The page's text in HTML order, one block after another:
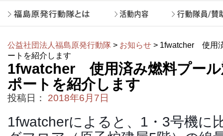
公益社団法人福島原発行動隊 > お知らせ > 1fwatcher 使用
ートを紹介します
1fwatcher 使用済み燃料プー
ポートを紹介します
投稿日： 2018年6月7日
1fwatcherによると、1・3号機に